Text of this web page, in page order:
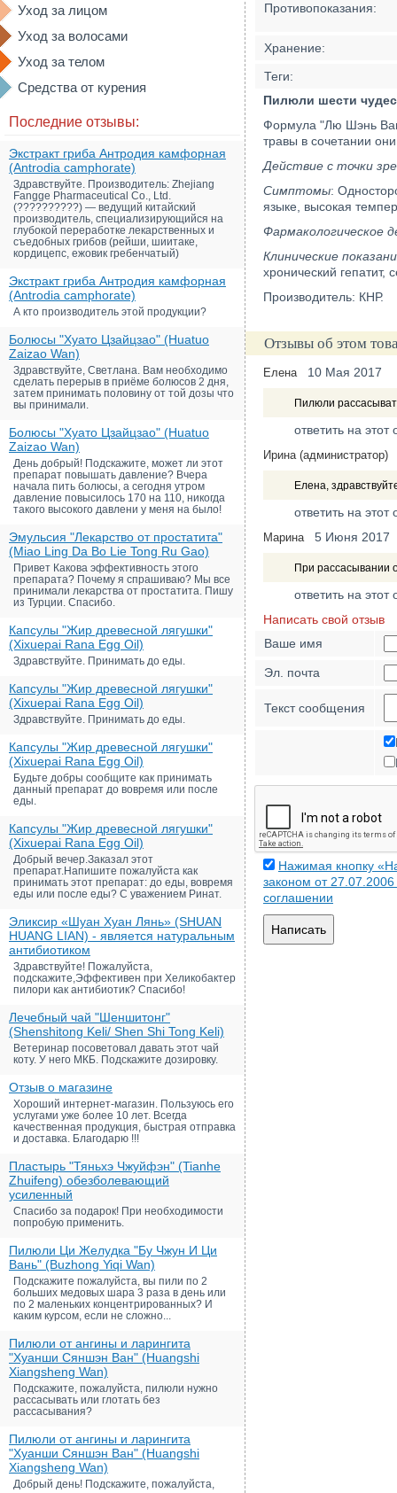
Уход за лицом
Уход за волосами
Уход за телом
Средства от курения
Последние отзывы:
Экстракт гриба Антродия камфорная
(Antrodia camphorate)
Здравствуйте. Производитель: Zhejiang
Fangge Pharmaceutical Co., Ltd.
(??????????) — ведущий китайский
производитель, специализирующийся на
глубокой переработке лекарственных и
съедобных грибов (рейши, шиитаке,
кордицепс, ежовик гребенчатый)
Экстракт гриба Антродия камфорная
(Antrodia camphorate)
А кто производитель этой продукции?
Болюсы "Хуато Цзайцзао" (Huatuo
Zaizao Wan)
Здравствуйте, Светлана. Вам необходимо
сделать перерыв в приёме болюсов 2 дня,
затем принимать половину от той дозы что
вы принимали.
Болюсы "Хуато Цзайцзао" (Huatuo
Zaizao Wan)
День добрый! Подскажите, может ли этот
препарат повышать давление? Вчера
начала пить болюсы, а сегодня утром
давление повысилось 170 на 110, никогда
такого высокого давлени у меня на было!
Эмульсия "Лекарство от простатита"
(Miao Ling Da Bo Lie Tong Ru Gao)
Привет Какова эффективность этого
препарата? Почему я спрашиваю? Мы все
принимали лекарства от простатита. Пишу
из Турции. Спасибо.
Капсулы "Жир древесной лягушки"
(Xixuepai Rana Egg Oil)
Здравствуйте. Принимать до еды.
Капсулы "Жир древесной лягушки"
(Xixuepai Rana Egg Oil)
Здравствуйте. Принимать до еды.
Капсулы "Жир древесной лягушки"
(Xixuepai Rana Egg Oil)
Будьте добры сообщите как принимать
данный препарат до вовремя или после
еды.
Капсулы "Жир древесной лягушки"
(Xixuepai Rana Egg Oil)
Добрый вечер.Заказал этот
препарат.Напишите пожалуйста как
принимать этот препарат: до еды, вовремя
еды или после еды? С уважением Ринат.
Эликсир «Шуан Хуан Лянь» (SHUAN
HUANG LIAN) - является натуральным
антибиотиком
Здравствуйте! Пожалуйста,
подскажите,Эффективен при Хеликобактер
пилори как антибиотик? Спасибо!
Лечебный чай "Шеншитонг"
(Shenshitong Keli/ Shen Shi Tong Keli)
Ветеринар посоветовал давать этот чай
коту. У него МКБ. Подскажите дозировку.
Отзыв о магазине
Хороший интернет-магазин. Пользуюсь его
услугами уже более 10 лет. Всегда
качественная продукция, быстрая отправка
и доставка. Благодарю !!!
Пластырь "Тяньхэ Чжуйфэн" (Tianhe
Zhuifeng) обезболевающий
усиленный
Спасибо за подарок! При необходимости
попробую применить.
Пилюли Ци Желудка "Бу Чжун И Ци
Вань" (Buzhong Yiqi Wan)
Подскажите пожалуйста, вы пили по 2
больших медовых шара 3 раза в день или
по 2 маленьких концентрированных? И
каким курсом, если не сложно...
Пилюли от ангины и ларингита
"Хуанши Сяншэн Ван" (Huangshi
Xiangsheng Wan)
Подскажите, пожалуйста, пилюли нужно
рассасывать или глотать без
рассасывания?
Пилюли от ангины и ларингита
"Хуанши Сяншэн Ван" (Huangshi
Xiangsheng Wan)
Добрый день! Подскажите, пожалуйста,
Противопоказания:
Хранение:
Теги:
Пилюли шести
Формула "Лю Шэнь
травы в сочетании
Действие с точки
Симптомы:
языке, высокая
Фармакологическое
Клинические
хронический гепатит,
Производитель: КНР.
Отзывы об этом
Елена 10 Мая 2017
Пилюли
ответить на этот
Ирина (администратор)
Елена,
ответить на этот
Марина 5 Июня 2017
При рассасывании
ответить на этот
Написать свой отзыв
Ваше имя
Эл. почта
Текст сообщения
Нажимая кнопку
законом от
соглашении
Написать